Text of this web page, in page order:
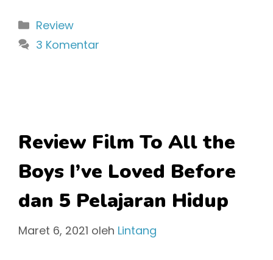
Kategori
Review
3 Komentar
Review Film To All the
Boys I’ve Loved Before
dan 5 Pelajaran Hidup
Maret 6, 2021 oleh Lintang